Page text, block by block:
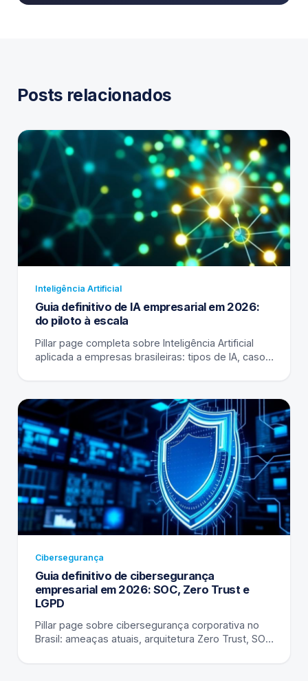
Posts relacionados
Inteligência Artificial
Guia definitivo de IA empresarial em 2026:
do piloto à escala
Pillar page completa sobre Inteligência Artificial
aplicada a empresas brasileiras: tipos de IA, casos
Cibersegurança
Guia definitivo de cibersegurança
empresarial em 2026: SOC, Zero Trust e
LGPD
Pillar page sobre cibersegurança corporativa no
Brasil: ameaças atuais, arquitetura Zero Trust, SOC